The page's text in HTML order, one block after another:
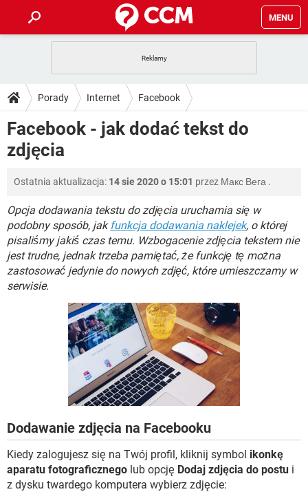
MENU
GRY WHATSAPP
SPOTIFY NETFLIX
INSTAGRAM
PORADY
PlayStation TIKTOK
GRY WHATSAPP
SPOTIFY
INSTAGRAM FACEBOOK
WINDOWS 10
DO POBRANIA
ANDROID
INSTAGRAM FACEBOOK
WINDOWS 10
FORUM
COVID-19 TIKTOK
GRY WHATSAPP
SPOTIFY NETFLIX
INSTAGRAM FACEBOOK
WINDOWS 10
COVID-19 TIKTOK
GRY WHATSAPP
SPOTIFY NETFLIX
INSTAGRAM
Porady Internet Facebook
Facebook - jak dodać tekst do
zdjęcia
Ostatnia aktualizacja: 14 sie 2020 o 15:01 przez Макс Вега .
Opcja dodawania tekstu do zdjęcia uruchamia się w
podobny sposób, jak funkcja dodawania naklejek, o której
pisaliśmy jakiś czas temu. Wzbogacenie zdjęcia tekstem nie
jest trudne, jednak trzeba pamiętać, że funkcję tę można
zastosować jedynie do nowych zdjęć, które umieszczamy w
serwisie.
Dodawanie zdjęcia na Facebooku
Kiedy zalogujesz się na Twój profil, kliknij symbol ikonkę
aparatu fotograficznego lub opcję Dodaj zdjęcia do postu i
z dysku twardego komputera wybierz zdjęcie: